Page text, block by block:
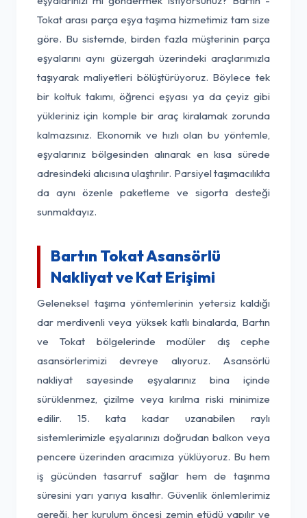
Tokat arası parça eşya taşıma hizmetimiz tam size
göre. Bu sistemde, birden fazla müşterinin parça
eşyalarını aynı güzergah üzerindeki araçlarımızla
taşıyarak maliyetleri bölüştürüyoruz. Böylece tek
bir koltuk takımı, öğrenci eşyası ya da çeyiz gibi
yükleriniz için komple bir araç kiralamak zorunda
kalmazsınız. Ekonomik ve hızlı olan bu yöntemle,
eşyalarınız bölgesinden alınarak en kısa sürede
adresindeki alıcısına ulaştırılır. Parsiyel taşımacılıkta
da aynı özenle paketleme ve sigorta desteği
sunmaktayız.
Bartın Tokat Asansörlü
Nakliyat ve Kat Erişimi
Geleneksel taşıma yöntemlerinin yetersiz kaldığı
dar merdivenli veya yüksek katlı binalarda, Bartın
ve Tokat bölgelerinde modüler dış cephe
asansörlerimizi devreye alıyoruz. Asansörlü
nakliyat sayesinde eşyalarınız bina içinde
sürüklenmez, çizilme veya kırılma riski minimize
edilir. 15. kata kadar uzanabilen raylı
sistemlerimizle eşyalarınızı doğrudan balkon veya
pencere üzerinden aracımıza yüklüyoruz. Bu hem
iş gücünden tasarruf sağlar hem de taşınma
süresini yarı yarıya kısaltır. Güvenlik önlemlerimiz
gereği, her kurulum öncesi zemin etüdü yapılır ve